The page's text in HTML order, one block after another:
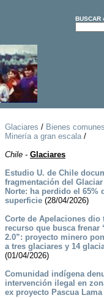
BUSCAR
Glaciares / Bienes comunes
Minería a gran escala/
Chile- Glaciares
Estudio U. de Chile
fragmentación del
Norte: ha perdido el 65%
superficie(28/04/2026)
Corte de Apelaciones dio
recurso que busca frenar
2.0”: proyecto minero
a tres glaciares y 14
(01/04/2026)
Comunidad indígena
intervención ilegal en
ex proyecto Pascua Lama